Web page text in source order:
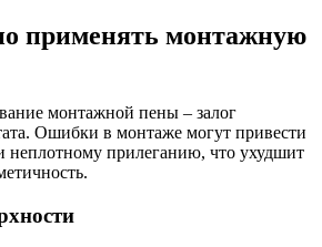
применять монтажную
монтажной пены – залог
Ошибки в монтаже могут привести
неплотному прилеганию, что ухудшит